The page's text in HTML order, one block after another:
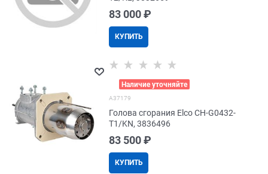
83 000 ₽
КУПИТЬ
Наличие уточняйте
A37179
Голова сгорания Elco CH-G0432-
T1/KN, 3836496
83 500 ₽
КУПИТЬ